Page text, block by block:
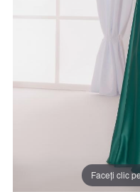
Faceți clic